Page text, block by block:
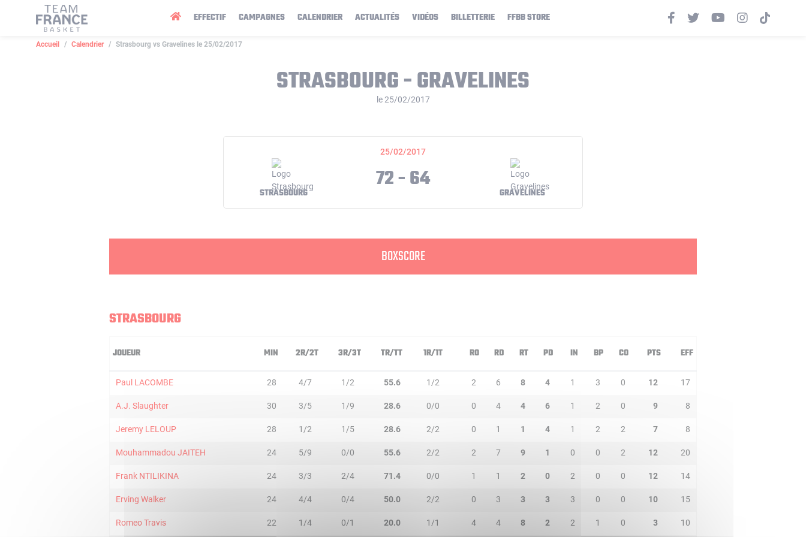
EFFECTIF CAMPAGNES CALENDRIER ACTUALITÉS VIDÉOS BILLETTERIE FFBB STORE
Accueil Calendrier Strasbourg vs Gravelines le 25/02/2017
STRASBOURG - GRAVELINES
le 25/02/2017
25/02/2017
STRASBOURG 72 - 64 GRAVELINES
BOXSCORE
STRASBOURG
JOUEUR MIN 2R/2T 3R/3T TR/TT 1R/1T RO RD RT PD IN BP CO PTS EFF
Paul LACOMBE 28 4/7 1/2 55.6 1/2 2 6 8 4 1 3 0 12 17
A.J. Slaughter 30 3/5 1/9 28.6 0/0 0 4 4 6 1 2 0 9 8
Jeremy LELOUP 28 1/2 1/5 28.6 2/2 0 1 1 4 1 2 2 7 8
Mouhammadou JAITEH 24 5/9 0/0 55.6 2/2 2 7 9 1 0 0 2 12 20
Frank NTILIKINA 24 3/3 2/4 71.4 0/0 1 1 2 0 2 0 0 12 14
Erving Walker 24 4/4 0/4 50.0 2/2 0 3 3 3 3 0 0 10 15
Romeo Travis 22 1/4 0/1 20.0 1/1 4 4 8 2 2 1 0 3 10
Panneau de gestion des cookies